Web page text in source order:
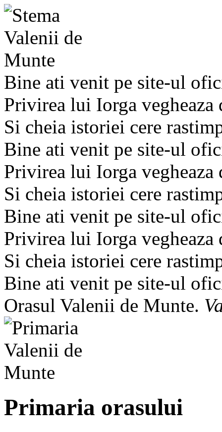
Bine ati venit pe site-ul
Privirea lui Iorga
Si cheia istoriei cere
Bine ati venit pe site-ul
Privirea lui Iorga
Si cheia istoriei cere
Bine ati venit pe site-ul
Privirea lui Iorga
Si cheia istoriei cere
Bine ati venit pe site-ul
Orasul Valenii de Munte.
Primaria orasului